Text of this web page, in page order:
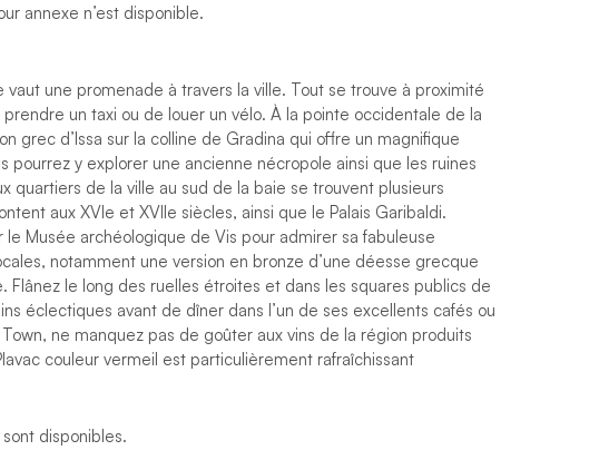
annexe n’est disponible.
vaut une promenade à travers la ville. Tout se trouve à proximité
un taxi ou de louer un vélo. À la pointe occidentale de la
grec d’Issa sur la colline de Gradina qui offre un magnifique
pourrez y explorer une ancienne nécropole ainsi que les ruines
quartiers de la ville au sud de la baie se trouvent plusieurs
aux XVIe et XVIIe siècles, ainsi que le Palais Garibaldi.
le Musée archéologique de Vis pour admirer sa fabuleuse
notamment une version en bronze d’une déesse grecque
Flânez le long des ruelles étroites et dans les squares publics de
éclectiques avant de dîner dans l’un de ses excellents cafés ou
ne manquez pas de goûter aux vins de la région produits
couleur vermeil est particulièrement rafraîchissant
disponibles.